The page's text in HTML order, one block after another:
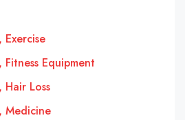
Exercise
Equipment
Hair Loss
Medicine